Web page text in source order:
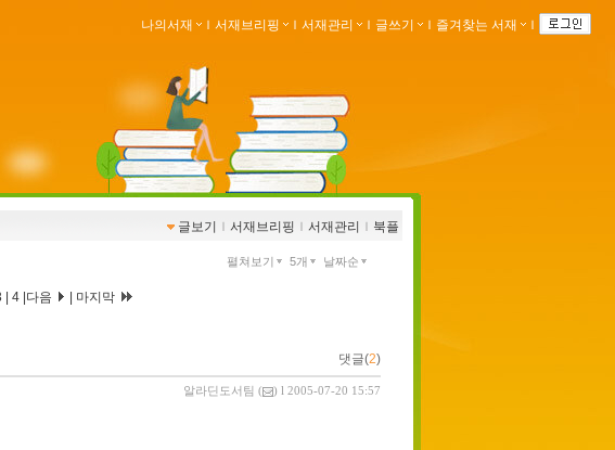
나의서재 ｌ 서재브리핑 ｌ 서재관리 ｌ 글쓰기 ｌ 즐겨찾는 서재 ｌ
글보기 ｌ 서재브리핑 ｌ 서재관리 ｌ 북플
펼쳐보기 5개 날짜순
4 다음 마지막
댓글(2)
알라딘도서팀 ( ) l 2005-07-20 15:57